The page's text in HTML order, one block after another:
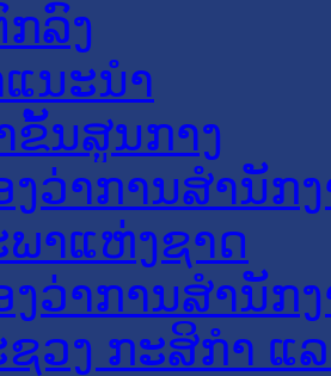
ລົງ
ນະນໍາ
ຂັ້ນສູນກາງ
ວ່າການສໍານັກ
າແຫ່ງຊາດ
ວ່າການສຳນັກ
ວງ ກະສິກຳ ແ